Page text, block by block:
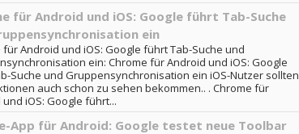
für Android und iOS: Google führt Tab-Suche
ein
für Android und iOS: Google führt Tab-Suche und
ein: Chrome für Android und iOS: Google
Suche und Gruppensynchronisation ein iOS-Nutzer sollten
auch schon zu sehen bekommen.. . Chrome für
iOS: Google führt...
App für Android: Google testet neue Toolbar